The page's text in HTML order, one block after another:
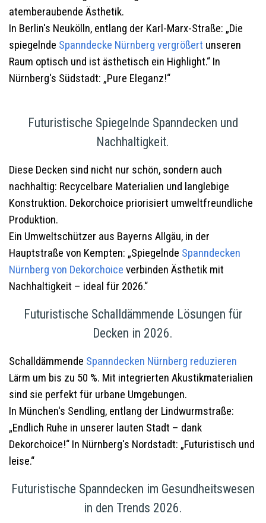
atemberaubende Ästhetik.
In Berlin's Neukölln, entlang der Karl-Marx-Straße: „Die
spiegelnde Spanndecke Nürnberg vergrößert unseren
Raum optisch und ist ästhetisch ein Highlight.“ In
Nürnberg's Südstadt: „Pure Eleganz!“
Futuristische Spiegelnde Spanndecken und
Nachhaltigkeit.
Diese Decken sind nicht nur schön, sondern auch
nachhaltig: Recycelbare Materialien und langlebige
Konstruktion. Dekorchoice priorisiert umweltfreundliche
Produktion.
Ein Umweltschützer aus Bayerns Allgäu, in der
Hauptstraße von Kempten: „Spiegelnde Spanndecken
Nürnberg von Dekorchoice verbinden Ästhetik mit
Nachhaltigkeit – ideal für 2026.“
Futuristische Schalldämmende Lösungen für
Decken in 2026.
Schalldämmende Spanndecken Nürnberg reduzieren
Lärm um bis zu 50 %. Mit integrierten Akustikmaterialien
sind sie perfekt für urbane Umgebungen.
In München's Sendling, entlang der Lindwurmstraße:
„Endlich Ruhe in unserer lauten Stadt – dank
Dekorchoice!“ In Nürnberg's Nordstadt: „Futuristisch und
leise.“
Futuristische Spanndecken im Gesundheitswesen
in den Trends 2026.